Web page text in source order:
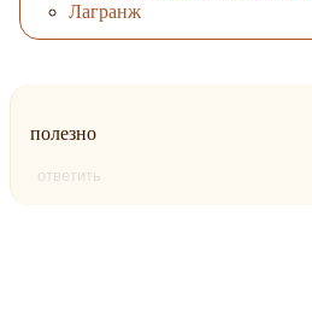
Лагранж
полезно
ответить